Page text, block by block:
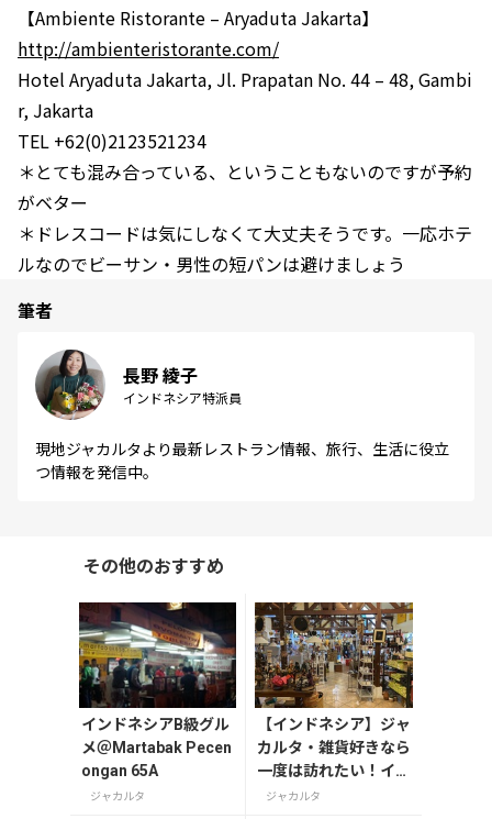
【Ambiente Ristorante – Aryaduta Jakarta】
http://ambienteristorante.com/
Hotel Aryaduta Jakarta, Jl. Prapatan No. 44 – 48, Gambi
r, Jakarta
TEL +62(0)2123521234
＊とても混み合っている、ということもないのですが予約
がベター
＊ドレスコードは気にしなくて大丈夫そうです。一応ホテ
ルなのでビーサン・男性の短パンは避けましょう
筆者
長野 綾子
インドネシア特派員
現地ジャカルタより最新レストラン情報、旅行、生活に役立
つ情報を発信中。
その他のおすすめ
インドネシアB級グル
メ＠Martabak Pecen
ongan 65A
ジャカルタ
【インドネシア】ジャ
カルタ・雑貨好きなら
一度は訪れたい！イン
ドネシアの魅力が詰ま
ジャカルタ